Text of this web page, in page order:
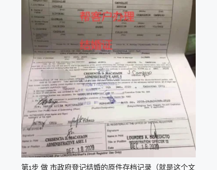
第1步 做 市政府登记结婚的原件存档记录（就是这个文